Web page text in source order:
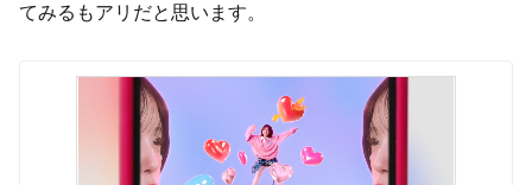
てみるもアリだと思います。